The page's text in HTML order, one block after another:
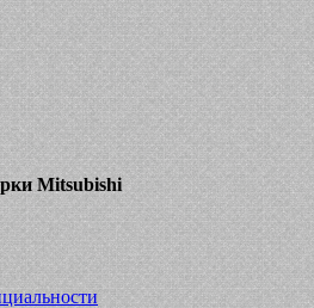
Mitsubishi